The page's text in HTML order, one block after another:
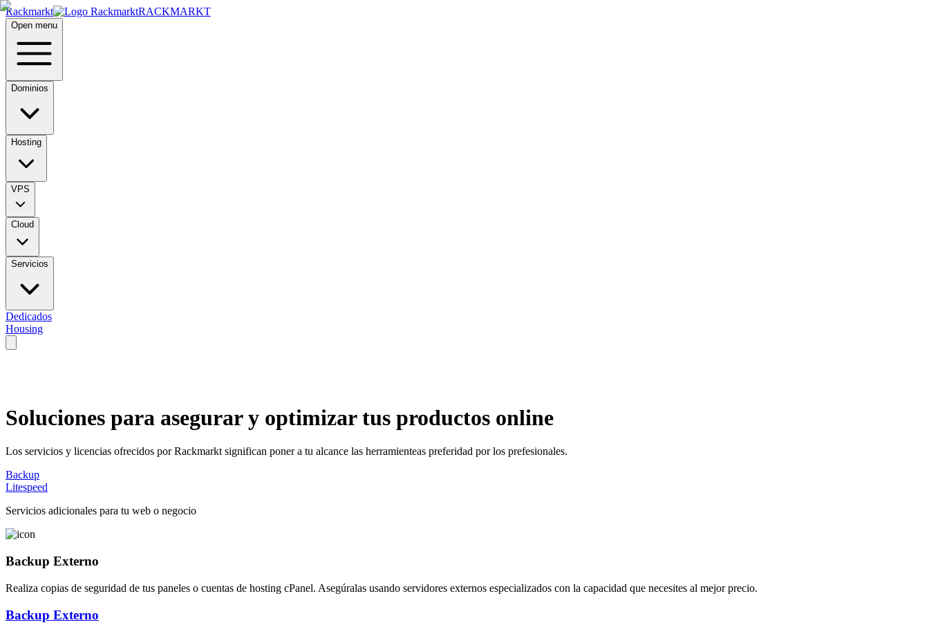
Rackmarkt RACKMARKT
Open menu
Dominios
Hosting
VPS
Cloud
Servicios
Dedicados
Housing
Soluciones para asegurar y optimizartus productos online
Los servicios y licencias ofrecidos por Rackmarkt significan poner a tu alcance las herramienteas preferidad por los prefesionales.
Backup
Litespeed
Servicios adicionales para tu web o negocio
Backup Externo
Realiza copias de seguridad de tus paneles o cuentas de hosting cPanel. Asegúralas usando servidores externos especializados con la capacidad que necesites al mejor precio.
Backup Externo